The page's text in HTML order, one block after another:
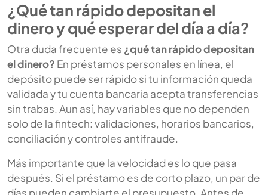
¿Qué tan rápido depositan el
dinero y qué esperar del día a día?
Otra duda frecuente es ¿qué tan rápido depositan
el dinero? En préstamos personales en línea, el
depósito puede ser rápido si tu información queda
validada y tu cuenta bancaria acepta transferencias
sin trabas. Aun así, hay variables que no dependen
solo de la fintech: validaciones, horarios bancarios,
conciliación y controles antifraude.
Más importante que la velocidad es lo que pasa
después. Si el préstamo es de corto plazo, un par de